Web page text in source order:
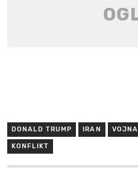
DONALD TRUMP IRAN VOJNA
KONFLIKT